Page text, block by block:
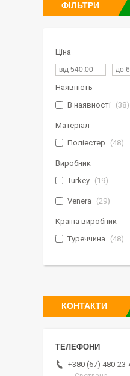
ФІЛЬТРИ
Ціна
Наявність
В наявності
38
Матеріал
Поліестер
48
Виробник
Turkey
19
Venera 29
Країна виробник
Туреччина
48
КОНТАКТИ
+380 (67) 480-23-